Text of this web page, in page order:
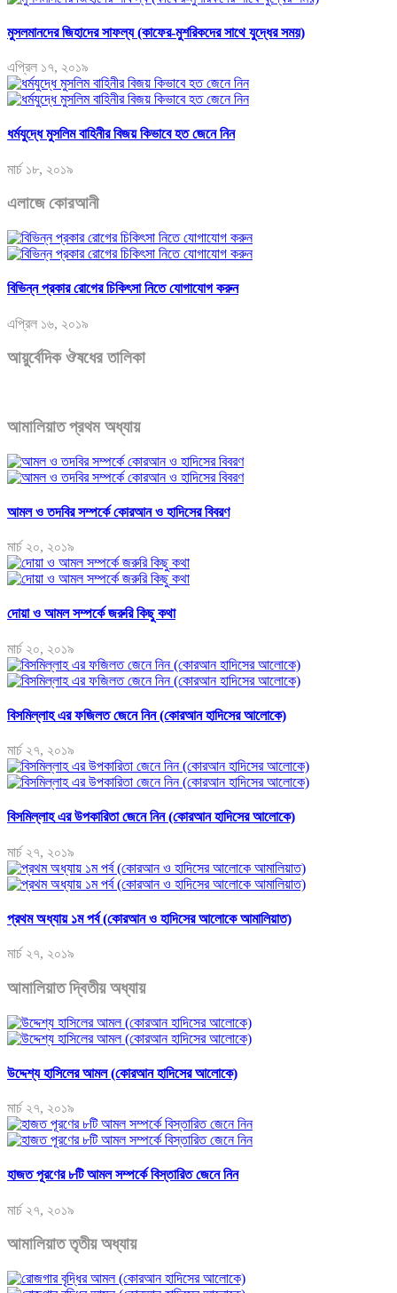
মুসলমানদের জিহাদের সাফল্য (কাফের-মুশরিকদের সাথে যুদ্ধের সময়)
এপ্রিল ১৭, ২০১৯
ধর্মযুদ্ধে মুসলিম বাহিনীর বিজয় কিভাবে হত জেনে নিন
মার্চ ১৮, ২০১৯
এলাজে কোরআনী
বিভিন্ন প্রকার রোগের চিকিৎসা নিতে যোগাযোগ করুন
এপ্রিল ১৬, ২০১৯
আয়ুর্বেদিক ঔষধের তালিকা
আমালিয়াত প্রথম অধ্যায়
আমল ও তদবির সম্পর্কে কোরআন ও হাদিসের বিবরণ
মার্চ ২০, ২০১৯
দোয়া ও আমল সম্পর্কে জরুরি কিছু কথা
মার্চ ২০, ২০১৯
বিসমিল্লাহ এর ফজিলত জেনে নিন (কোরআন হাদিসের আলোকে)
মার্চ ২৭, ২০১৯
বিসমিল্লাহ এর উপকারিতা জেনে নিন (কোরআন হাদিসের আলোকে)
মার্চ ২৭, ২০১৯
প্রথম অধ্যায় ১ম পর্ব (কোরআন ও হাদিসের আলোকে আমালিয়াত)
মার্চ ২৭, ২০১৯
আমালিয়াত দ্বিতীয় অধ্যায়
উদ্দেশ্য হাসিলের আমল (কোরআন হাদিসের আলোকে)
মার্চ ২৭, ২০১৯
হাজত পূরণের ৮টি আমল সম্পর্কে বিস্তারিত জেনে নিন
মার্চ ২৭, ২০১৯
আমালিয়াত তৃতীয় অধ্যায়